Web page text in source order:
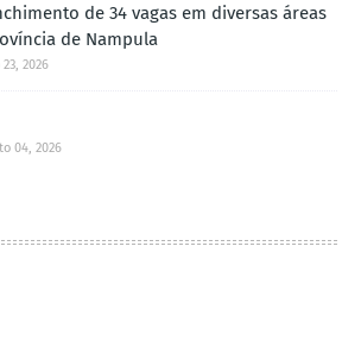
de 34 vagas em diversas áreas
de Nampula
2026
04, 2026